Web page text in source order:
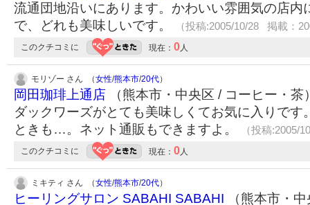
流通団地沿いにあります。かわいい雰囲気の店内
で、どれも美味しいです。
（投稿:2005/10/28 掲載：
このクチコミに 現在： 0人
モリゾー さん （女性/熊本市/20代）
岡田珈琲上通店 （熊本市・中央区 / コーヒー・茶
ダックワーズがとても美味しくてお気に入りです
ときも…。ネット通販もできますよ。
（投稿:2005/
このクチコミに 現在： 0人
ミキティ さん （女性/熊本市/20代）
ヒーリングサロン SABAHI SABAHI （熊本市・